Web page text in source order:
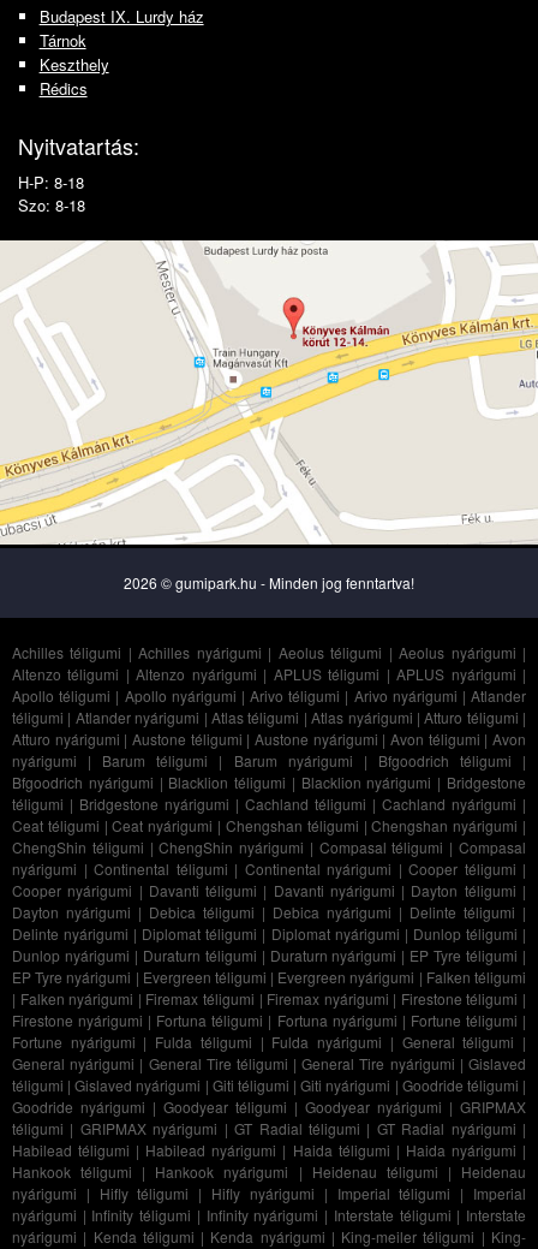
Budapest IX. Lurdy ház
Tárnok
Keszthely
Rédics
Nyitvatartás:
H-P: 8-18
Szo: 8-18
2026 © gumipark.hu - Minden jog fenntartva!
Achilles téligumi |Achilles nyárigumi | Aeolus téligumi |Aeolus nyárigumi |
Altenzo téligumi |Altenzo nyárigumi | APLUS téligumi |APLUS nyárigumi |
Apollo téligumi | Apollo nyárigumi |Arivo téligumi | Arivo nyárigumi |Atlander
téligumi | Atlander nyárigumi | Atlas téligumi |Atlas nyárigumi |Atturo téligumi |
Atturo nyárigumi |Austone téligumi |Austone nyárigumi |Avon téligumi |Avon
nyárigumi | Barum téligumi | Barum nyárigumi | Bfgoodrich téligumi |
Bfgoodrich nyárigumi | Blacklion téligumi | Blacklion nyárigumi | Bridgestone
téligumi | Bridgestone nyárigumi | Cachland téligumi | Cachland nyárigumi |
Ceat téligumi |Ceat nyárigumi | Chengshan téligumi |Chengshan nyárigumi |
ChengShin téligumi |ChengShin nyárigumi | Compasal téligumi |Compasal
nyárigumi | Continental téligumi | Continental nyárigumi | Cooper téligumi |
Cooper nyárigumi | Davanti téligumi | Davanti nyárigumi | Dayton téligumi |
Dayton nyárigumi | Debica téligumi | Debica nyárigumi | Delinte téligumi |
Delinte nyárigumi | Diplomat téligumi | Diplomat nyárigumi | Dunlop téligumi |
Dunlop nyárigumi | Duraturn téligumi | Duraturn nyárigumi | EP Tyre téligumi |
EP Tyre nyárigumi | Evergreen téligumi | Evergreen nyárigumi | Falken téligumi
| Falken nyárigumi | Firemax téligumi | Firemax nyárigumi | Firestone téligumi |
Firestone nyárigumi | Fortuna téligumi | Fortuna nyárigumi | Fortune téligumi |
Fortune nyárigumi | Fulda téligumi | Fulda nyárigumi | General téligumi |
General nyárigumi | General Tire téligumi |General Tire nyárigumi |Gislaved
téligumi |Gislaved nyárigumi | Giti téligumi |Giti nyárigumi | Goodride téligumi |
Goodride nyárigumi | Goodyear téligumi | Goodyear nyárigumi | GRIPMAX
téligumi | GRIPMAX nyárigumi |GT Radial téligumi | GT Radial nyárigumi |
Habilead téligumi | Habilead nyárigumi | Haida téligumi | Haida nyárigumi |
Hankook téligumi | Hankook nyárigumi | Heidenau téligumi | Heidenau
nyárigumi | Hifly téligumi | Hifly nyárigumi | Imperial téligumi | Imperial
nyárigumi | Infinity téligumi | Infinity nyárigumi | Interstate téligumi | Interstate
nyárigumi | Kenda téligumi | Kenda nyárigumi | King-meiler téligumi | King-